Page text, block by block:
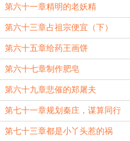
第六十一章精明的老妖精
第六十三章占祖宗便宜（下）
第六十五章给药王画饼
第六十七章制作肥皂
第六十九章悲催的郑屠夫
第七十一章规划秦庄，谋算同行
（中）
第七十三章都是小丫头惹的祸